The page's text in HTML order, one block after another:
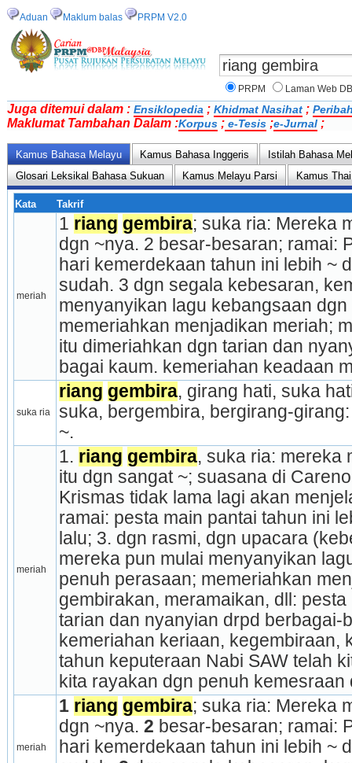
Aduan Maklum balas PRPM V2.0
PRPM Laman Web
Juga ditemui dalam : Ensiklopedia ; Khidmat Nasihat ;
Maklumat Tambahan Dalam :Korpus ; e-Tesis ;e-Jurnal ;
Kamus Bahasa Melayu Kamus Bahasa Inggeris
Istilah Bahasa
Glosari Leksikal Bahasa Sukuan
Kamus Melayu Parsi Kamus
Kata Takrif
meriah
1 riang gembira; suka ria: Mereka
dgn ~nya. 2 besar-besaran; ramai:
hari kemerdekaan tahun ini lebih ~
sudah. 3 dgn segala kebesaran,
menyanyikan lagu kebangsaan
memeriahkan menjadikan meriah;
itu dimeriahkan dgn tarian dan
bagai kaum. kemeriahan keadaan
suka ria
riang gembira, girang hati, suka
suka, bergembira, ber­girang-
~.
meriah
1. riang gembira, suka ria: mereka
itu dgn sangat ~; suasana di
Krismas tidak lama lagi akan
ramai: pesta main pantai tahun ini
lalu; 3. dgn rasmi, dgn upacara
mereka pun mulai menyanyikan
penuh perasaan; memeriahkan
gembirakan, meramaikan, dll:
tarian dan nyanyian drpd berbagai-
kemeriahan keriaan, kegembiraan,
tahun keputeraan Nabi SAW telah
kita rayakan dgn penuh kemesraan
meriah
1 riang gembira; suka ria: Mereka
dgn ~nya. 2 besar-besaran; ramai:
hari kemerdekaan tahun ini lebih ~